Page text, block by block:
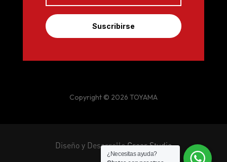
Suscribirse
Copyright © 2026 TOYAMA
Diseño y DesarrolloCrear Studio
¿Necesitas ayuda?